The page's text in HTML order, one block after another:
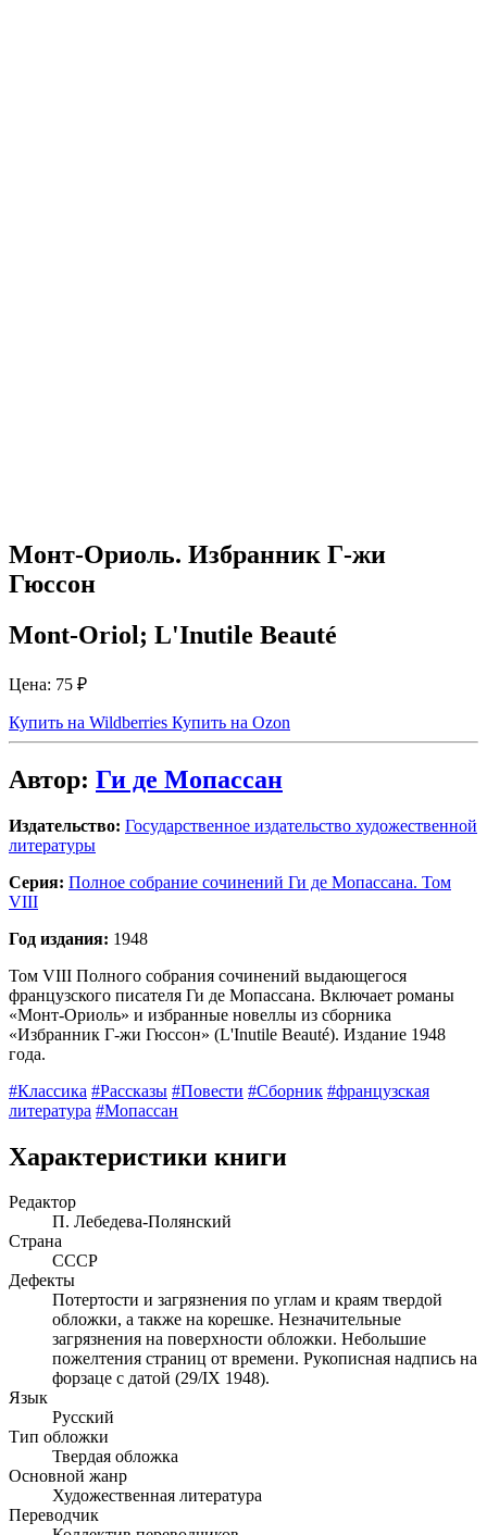
Монт-Ориоль. Избранник Г-жи
Гюссон
Mont-Oriol; L'Inutile Beauté
Цена: 75 ₽
Купить на Wildberries Купить на Ozon
Автор: Ги де Мопассан
Издательство: Государственное издательство художественной
литературы
Серия: Полное собрание сочинений Ги де Мопассана. Том
VIII
Год издания: 1948
Том VIII Полного собрания сочинений выдающегося
французского писателя Ги де Мопассана. Включает романы
«Монт-Ориоль» и избранные новеллы из сборника
«Избранник Г-жи Гюссон» (L'Inutile Beauté). Издание 1948
года.
#Классика #Рассказы #Повести #Сборник #французская
литература #Мопассан
Характеристики книги
Редактор
П. Лебедева-Полянский
Страна
СССР
Дефекты
Потертости и загрязнения по углам и краям твердой
обложки, а также на корешке. Незначительные
загрязнения на поверхности обложки. Небольшие
пожелтения страниц от времени. Рукописная надпись на
форзаце с датой (29/IX 1948).
Язык
Русский
Тип обложки
Твердая обложка
Основной жанр
Художественная литература
Переводчик